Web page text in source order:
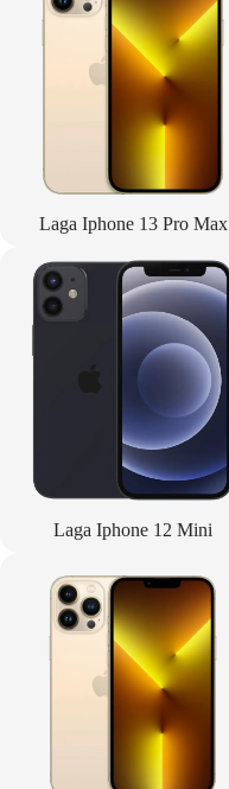
Laga Iphone 13 Pro Max
Laga Iphone 12 Mini